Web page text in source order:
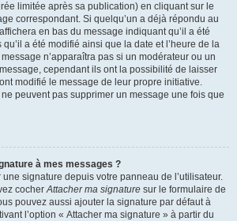
limitée après sa publication) en cliquant sur le
correspondant. Si quelqu’un a déjà répondu au
en bas du message indiquant qu’il a été
a été modifié ainsi que la date et l’heure de la
n’apparaîtra pas si un modérateur ou un
cependant ils ont la possibilité de laisser
modifié le message de leur propre initiative.
peuvent pas supprimer un message une fois que
à mes messages ?
une signature depuis votre panneau de l’utilisateur.
cocherAttacher ma signature sur le formulaire de
pouvez aussi ajouter la signature par défaut à
l’option « Attacher ma signature » à partir du